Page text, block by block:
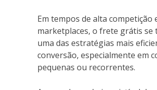
Em tempos de alta competição
marketplaces, o frete grátis se
uma das estratégias mais
conversão, especialmente em
pequenas ou recorrentes.